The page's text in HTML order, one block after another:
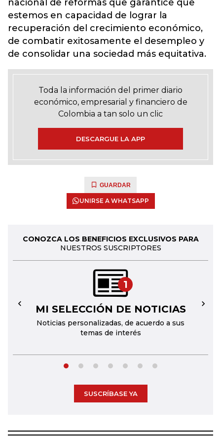
nacional de reformas que garantice que
estemos en capacidad de lograr la
recuperación del crecimiento económico,
de combatir exitosamente el desempleo y
de consolidar una sociedad más equitativa.
Toda la información del primer diario
económico, empresarial y financiero de
Colombia a tan solo un clic
DESCARGUE LA APP
GUARDAR
UNIRSE A WHATSAPP
CONOZCA LOS BENEFICIOS EXCLUSIVOS PARA
NUESTROS SUSCRIPTORES
1
MI SELECCIÓN DE NOTICIAS
Noticias personalizadas, de acuerdo a sus
temas de interés
← →
SUSCRÍBASE YA